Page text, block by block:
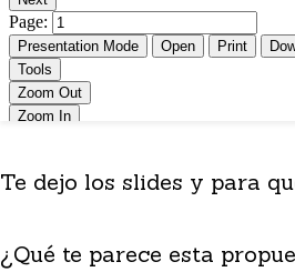
Te dejo los slides y para
¿Qué te parece esta